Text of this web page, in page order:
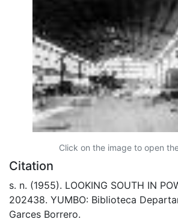
Click on the image to open
Citation
s. n. (1955). LOOKING SOUTH IN
202438. YUMBO: Biblioteca
Garces Borrero.